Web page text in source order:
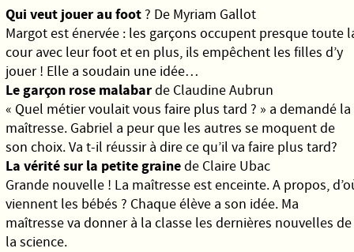
Qui veut jouer au foot ? De Myriam Gallot
Margot est énervée : les garçons occupent presque toute
cour avec leur foot et en plus, ils empêchent les filles d’y
jouer ! Elle a soudain une idée…
Le garçon rose malabarde Claudine Aubrun
« Quel métier voulait vous faire plus tard ? » a demandé la
maîtresse. Gabriel a peur que les autres se moquent de
son choix. Va t-il réussir à dire ce qu’il va faire plus tard?
La vérité sur la petite grainede Claire Ubac
Grande nouvelle ! La maîtresse est enceinte. A propos,
viennent les bébés ? Chaque élève a son idée. Ma
maîtresse va donner à la classe les dernières nouvelles de
la science.